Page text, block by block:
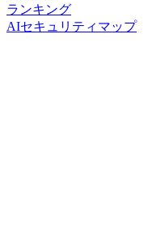
ランキング
AIセキュリティマップ